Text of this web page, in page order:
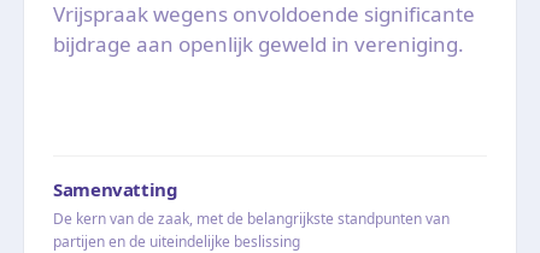
Vrijspraak wegens onvoldoende significante
bijdrage aan openlijk geweld in vereniging.
Samenvatting
De kern van de zaak, met de belangrijkste standpunten van
partijen en de uiteindelijke beslissing